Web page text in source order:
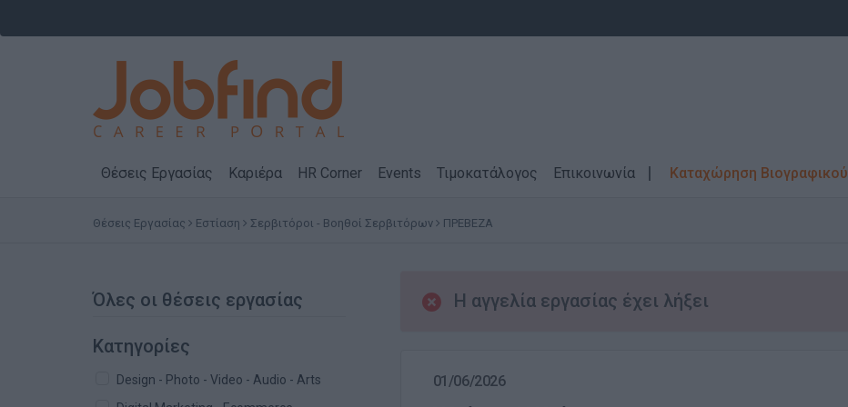
Θέσεις Εργασίας Καριέρα HR Corner Events Τιμοκατάλογος Επικοινωνία Καταχώρηση Βιογραφικού
Θέσεις Εργασίας Εστίαση Σερβιτόροι - Βοηθοί Σερβιτόρων ΠΡΕΒΕΖΑ
Όλες οι θέσεις εργασίας
Κατηγορίες
Design - Photo - Video - Audio - Arts
Η αγγελία εργασίας έχει λήξει
01/06/2026